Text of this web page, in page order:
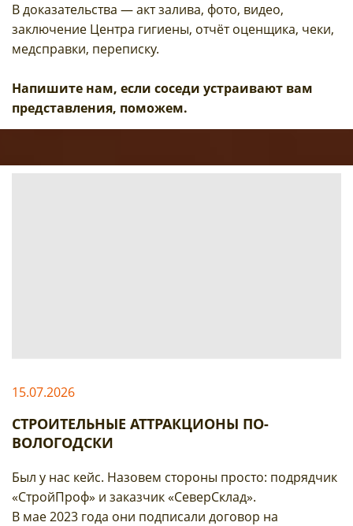
В доказательства — акт залива, фото, видео,
заключение Центра гигиены, отчёт оценщика, чеки,
медсправки, переписку.
Напишите нам, если соседи устраивают вам
представления, поможем.
15.07.2026
СТРОИТЕЛЬНЫЕ АТТРАКЦИОНЫ ПО-
ВОЛОГОДСКИ
Был у нас кейс. Назовем стороны просто: подрядчик
«СтройПроф» и заказчик «СеверСклад».
В мае 2023 года они подписали договор на